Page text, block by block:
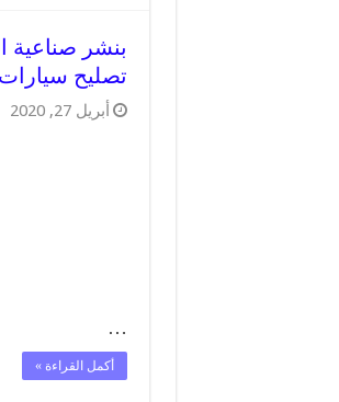
تصليح سيارات
أبريل 27, 2020
…
أكمل القراءة »